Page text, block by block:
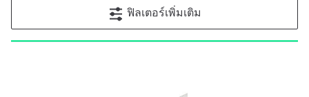
ฟิลเตอร์เพิ่มเติม